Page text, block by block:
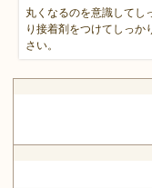
丸くなるのを意識してし
り接着剤をつけてしっか
さい。